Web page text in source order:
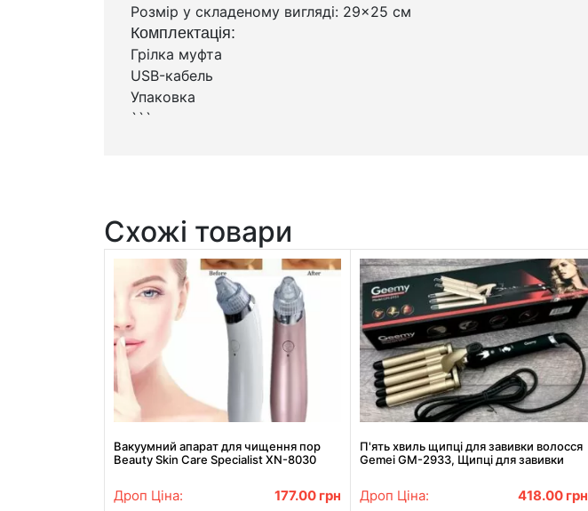
Розмір у складеному вигляді: 29×25 см
Комплектація:
Грілка муфта
USB-кабель
Упаковка
```
Схожі товари
Вакуумний апарат для чищення пор
Beauty Skin Care Specialist XN-8030
Дроп Ціна: 177.00 грн
П'ять хвиль щипці для завивки волосся
Gemei GM-2933, Щипці для завивки
Дроп Ціна: 418.00 грн